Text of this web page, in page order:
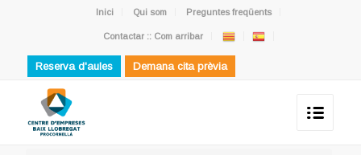
Inici Qui som Preguntes freqüents
Contactar :: Com arribar
Reserva d'aules Demana cita prèvia